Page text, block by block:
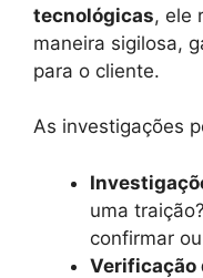
tecnológicas, ele
maneira sigilosa,
para o cliente.
As investigações
uma
confirmar
Verificação